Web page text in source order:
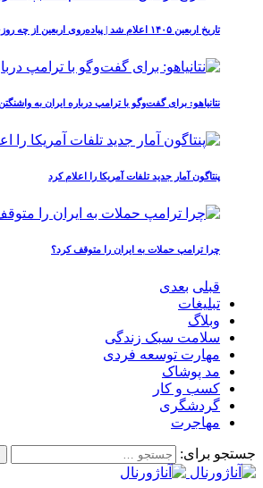
تاریخ اربعین ۱۴۰۵ اعلام شد | پیاده‌روی اربعین از چه روزی شروع می‌ شود؟
نتانیاهو: برای گفت‌وگو با ترامپ درباره ایران به
پنتاگون آمار جدید تلفات آمریکا را اعلام کرد
چرا ترامپ حملات به ایران را متوقف کرد؟
قبلی بعدی
تبلیغات
وبلاگ
سلامت سبک زندگی
مهارت توسعه فردی
مد پوشاک
کسب و کار
گردشگری
مهاجرت
جستجو برای: